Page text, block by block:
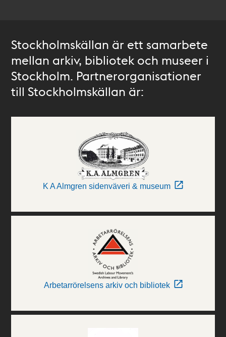
Stockholmskällan är ett samarbete
mellan arkiv, bibliotek och museer i
Stockholm. Partnerorganisationer
till Stockholmskällan är:
K A Almgren sidenväveri & museum
Arbetarrörelsens arkiv och bibliotek